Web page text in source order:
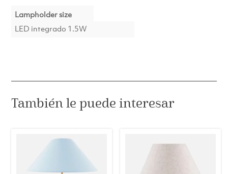
Lampholder size
LED integrado 1.5W
También le puede interesar